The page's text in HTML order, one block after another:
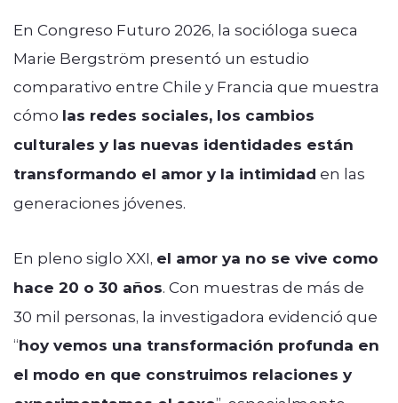
En Congreso Futuro 2026, la socióloga sueca
Marie Bergström presentó un estudio
comparativo entre Chile y Francia que muestra
cómo las redes sociales, los cambios
culturales y las nuevas identidades están
transformando el amor y la intimidad en las
generaciones jóvenes.
En pleno siglo XXI, el amor ya no se vive como
hace 20 o 30 años. Con muestras de más de
30 mil personas, la investigadora evidenció que
“hoy vemos una transformación profunda en
el modo en que construimos relaciones y